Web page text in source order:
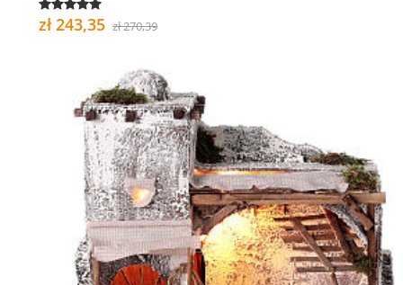
zł 243,35 zł 270,39